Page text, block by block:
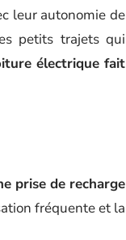
leur autonomie de
petits trajets qui
électrique fait
prise de recharge
fréquente et la